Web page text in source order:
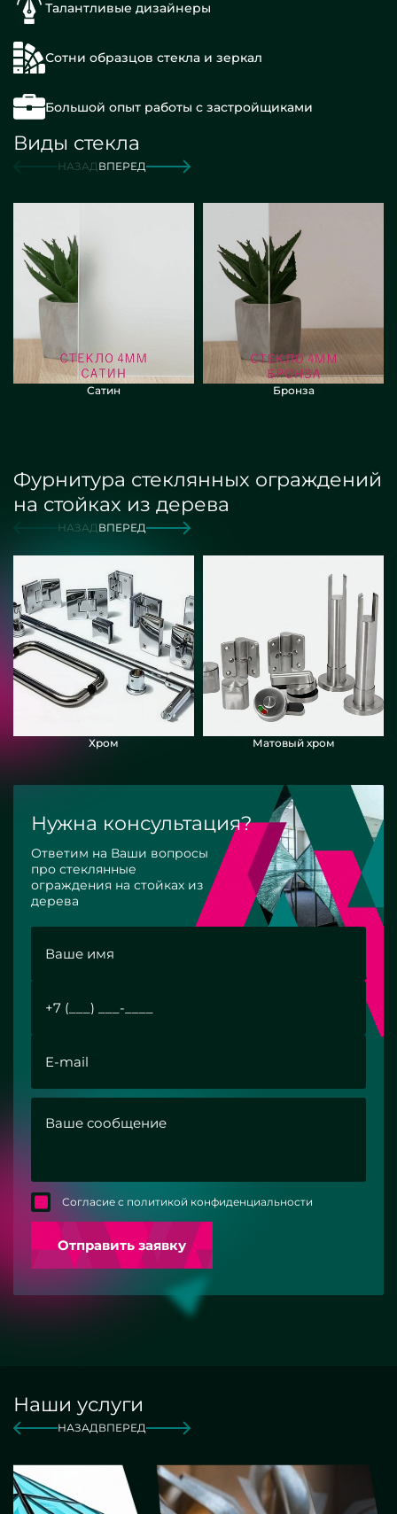
Талантливые дизайнеры
Сотни образцов стекла и зеркал
Большой опыт работы с застройщиками
Виды стекла
НАЗАДВПЕРЕД
Сатин Бронза
Фурнитура стеклянных ограждений
на стойках из дерева
НАЗАДВПЕРЕД
Хром Матовый хром
Нужна консультация?
Ответим на Ваши вопросы
про стеклянные
ограждения на стойках из
дерева
Согласие с политикой конфиденциальности
Отправить заявку
Наши услуги
НАЗАДВПЕРЕД